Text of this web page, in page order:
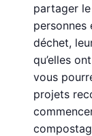
partager
personnes
déchet,
qu’elles
vous
projets